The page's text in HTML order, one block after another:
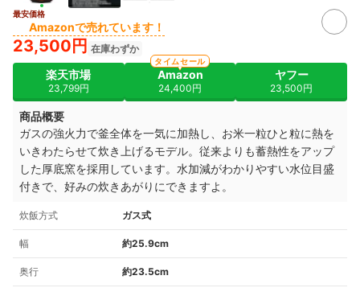
最安価格
Amazonで売れています！
23,500円 在庫わずか
楽天市場
23,799円
Amazon
24,400円
タイムセール
ヤフー
23,500円
商品概要
ガスの強火力で釜全体を一気に加熱し、お米一粒ひと粒に熱を
いきわたらせて炊き上げるモデル。従来よりも蓄熱性をアップ
した厚底窯を採用しています。水加減がわかりやすい水位目盛
付きで、好みの炊きあがりにできますよ。
炊飯方式 ガス式
幅 約25.9cm
奥行 約23.5cm